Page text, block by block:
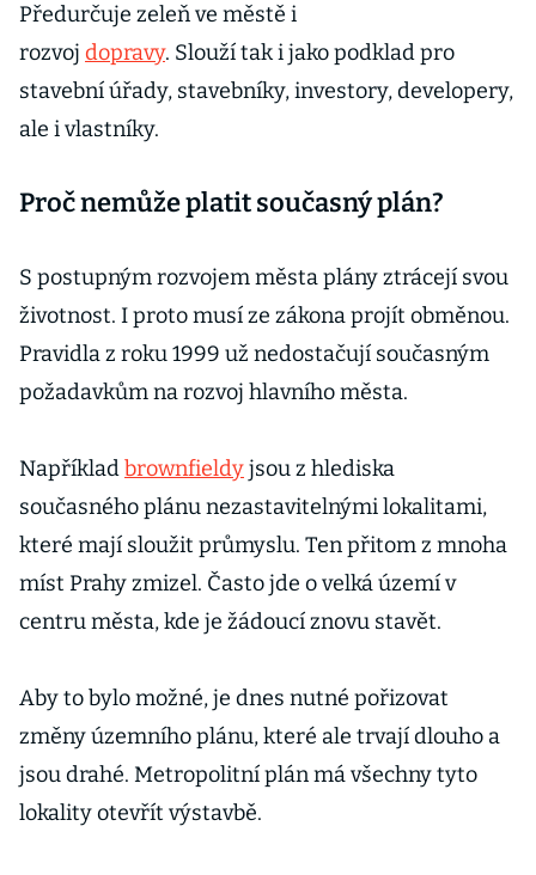
Předurčuje zeleň ve městě i
rozvoj dopravy. Slouží tak i jako podklad pro
stavební úřady, stavebníky, investory, developery,
ale i vlastníky.
Proč nemůže platit současný plán?
S postupným rozvojem města plány ztrácejí svou
životnost. I proto musí ze zákona projít obměnou.
Pravidla z roku 1999 už nedostačují současným
požadavkům na rozvoj hlavního města.
Napříkladbrownfieldyjsou z hlediska
současného plánu nezastavitelnými lokalitami,
které mají sloužit průmyslu. Ten přitom z mnoha
míst Prahy zmizel. Často jde o velká území v
centru města, kde je žádoucí znovu stavět.
Aby to bylo možné, je dnes nutné pořizovat
změny územního plánu, které ale trvají dlouho a
jsou drahé. Metropolitní plán má všechny tyto
lokality otevřít výstavbě.